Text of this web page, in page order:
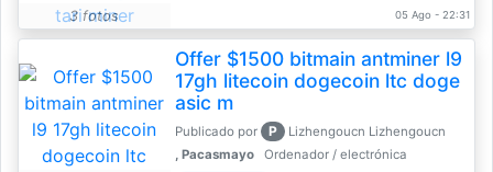
3 fotos 05 Ago - 22:31
Offer $1500 bitmain antminer l9
17gh litecoin dogecoin ltc doge
asic m
Publicado por P
Lizhengoucn Lizhengoucn
, Pacasmayo
Ordenador / electrónica